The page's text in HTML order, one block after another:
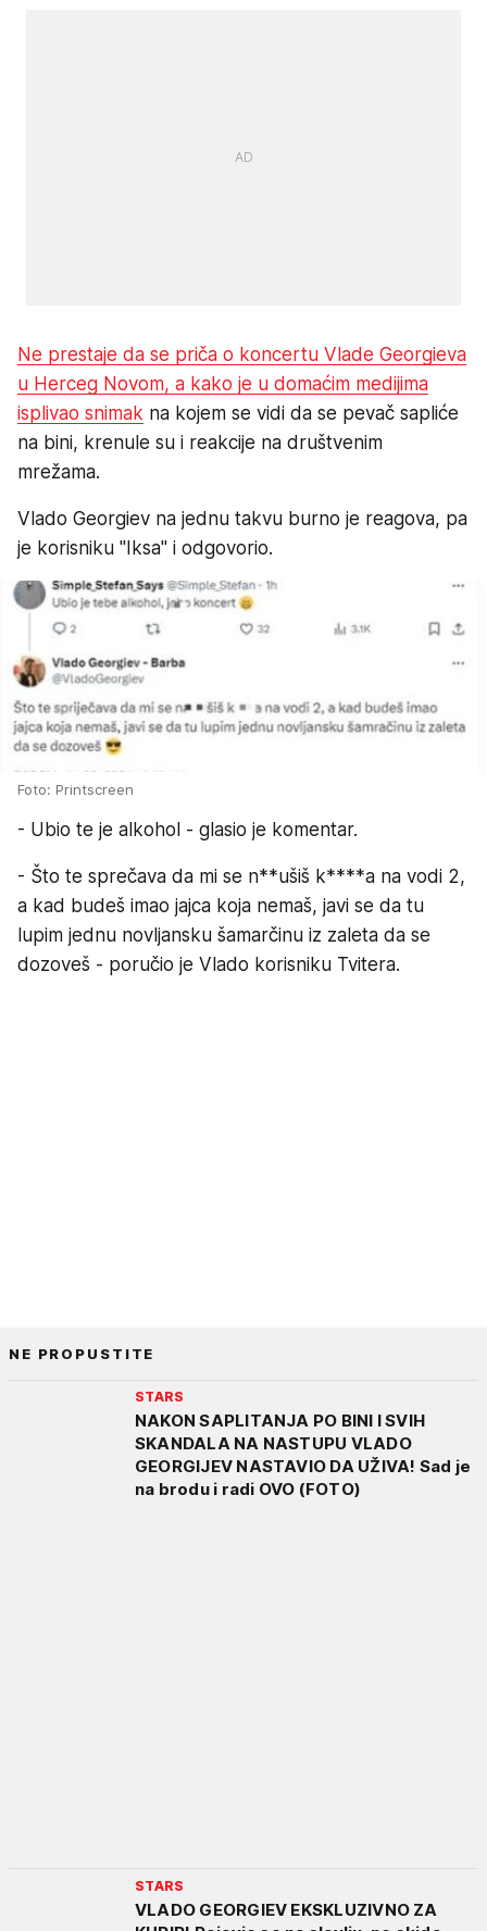
Ne prestaje da se priča o koncertu Vlade Georgieva
u Herceg Novom, a kako je u domaćim medijima
isplivao snimak na kojem se vidi da se pevač sapliće
na bini, krenule su i reakcije na društvenim
mrežama.
Vlado Georgiev na jednu takvu burno je reagova, pa
je korisniku "Iksa" i odgovorio.
Foto: Printscreen
- Ubio te je alkohol - glasio je komentar.
- Što te sprečava da mi se n**ušiš k****a na vodi 2,
a kad budeš imao jajca koja nemaš, javi se da tu
lupim jednu novljansku šamarčinu iz zaleta da se
dozoveš - poručio je Vlado korisniku Tvitera.
NE PROPUSTITE
STARS
NAKON SAPLITANJA PO BINI I SVIH
SKANDALA NA NASTUPU VLADO
GEORGIJEV NASTAVIO DA UŽIVA! Sad je
na brodu i radi OVO (FOTO)
STARS
VLADO GEORGIEV EKSKLUZIVNO ZA